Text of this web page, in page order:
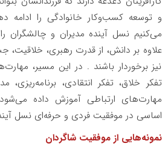
و توسعه کسب‌وکار خانوادگی را ادامه
می‌کنیم نسل آینده مدیران و چالشگران
علاوه بر دانش، از قدرت رهبری،
نیز برخوردار باشند . در این مسیر،
تفکر خلاق، تفکر انتقادی،
مهارت‌های ارتباطی آموزش داده
اساسی در موفقیت فردی و حرفه‌ای نسل
نمونه‌هایی از موفقیت شاگردان